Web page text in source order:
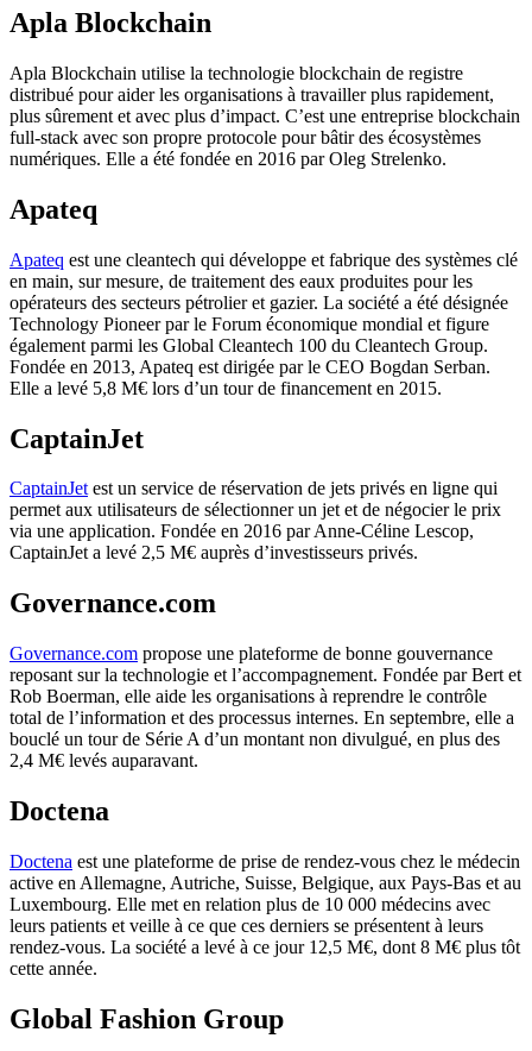
Apla Blockchain
Apla Blockchain utilise la technologie blockchain de registre
distribué pour aider les organisations à travailler plus rapidement,
plus sûrement et avec plus d’impact. C’est une entreprise blockchain
full-stack avec son propre protocole pour bâtir des écosystèmes
numériques. Elle a été fondée en 2016 par Oleg Strelenko.
Apateq
Apateq est une cleantech qui développe et fabrique des systèmes clé
en main, sur mesure, de traitement des eaux produites pour les
opérateurs des secteurs pétrolier et gazier. La société a été désignée
Technology Pioneer par le Forum économique mondial et figure
également parmi les Global Cleantech 100 du Cleantech Group.
Fondée en 2013, Apateq est dirigée par le CEO Bogdan Serban.
Elle a levé 5,8 M€ lors d’un tour de financement en 2015.
CaptainJet
CaptainJetest un service de réservation de jets privés en ligne qui
permet aux utilisateurs de sélectionner un jet et de négocier le prix
via une application. Fondée en 2016 par Anne-Céline Lescop,
CaptainJet a levé 2,5 M€ auprès d’investisseurs privés.
Governance.com
Governance.com propose une plateforme de bonne gouvernance
reposant sur la technologie et l’accompagnement. Fondée par Bert et
Rob Boerman, elle aide les organisations à reprendre le contrôle
total de l’information et des processus internes. En septembre, elle a
bouclé un tour de Série A d’un montant non divulgué, en plus des
2,4 M€ levés auparavant.
Doctena
Doctena est une plateforme de prise de rendez-vous chez le médecin
active en Allemagne, Autriche, Suisse, Belgique, aux Pays-Bas et au
Luxembourg. Elle met en relation plus de 10 000 médecins avec
leurs patients et veille à ce que ces derniers se présentent à leurs
rendez-vous. La société a levé à ce jour 12,5 M€, dont 8 M€ plus tôt
cette année.
Global Fashion Group